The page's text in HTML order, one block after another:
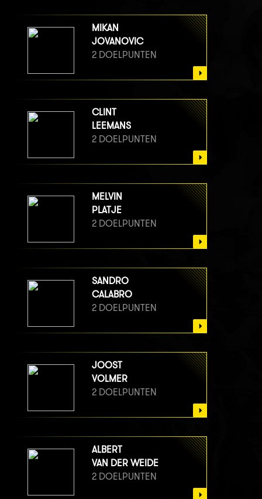
MIKAN
JOVANOVIC
2 DOELPUNTEN
CLINT
LEEMANS
2 DOELPUNTEN
MELVIN
PLATJE
2 DOELPUNTEN
SANDRO
CALABRO
2 DOELPUNTEN
JOOST
VOLMER
2 DOELPUNTEN
ALBERT
VAN DER WEIDE
2 DOELPUNTEN